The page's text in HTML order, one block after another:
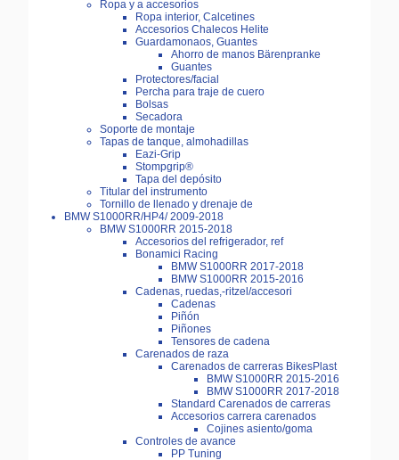
Ropa y a accesorios
Ropa interior, Calcetines
Accesorios Chalecos Helite
Guardamonaos, Guantes
Ahorro de manos Bärenpranke
Guantes
Protectores/facial
Percha para traje de cuero
Bolsas
Secadora
Soporte de montaje
Tapas de tanque, almohadillas
Eazi-Grip
Stompgrip®
Tapa del depósito
Titular del instrumento
Tornillo de llenado y drenaje de
BMW S1000RR/HP4/ 2009-2018
BMW S1000RR 2015-2018
Accesorios del refrigerador, ref
Bonamici Racing
BMW S1000RR 2017-2018
BMW S1000RR 2015-2016
Cadenas, ruedas,-ritzel/accesori
Cadenas
Piñón
Piñones
Tensores de cadena
Carenados de raza
Carenados de carreras BikesPlast
BMW S1000RR 2015-2016
BMW S1000RR 2017-2018
Standard Carenados de carreras
Accesorios carrera carenados
Cojines asiento/goma
Controles de avance
PP Tuning